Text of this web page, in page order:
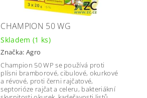
CHAMPION 50 WG
Skladem (1 ks)
Značka: Agro
Champion 50 WP se používá proti
plísni bramborové, cibulové, okurkové
a révové, proti černi rajčatové,
septorióze rajčat a celeru, bakteriákní